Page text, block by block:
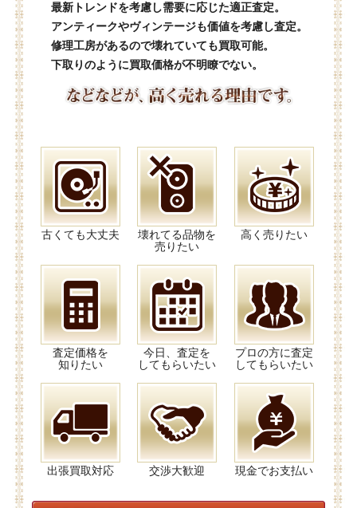
最新トレンドを考慮し需要に応じた適正査定。
アンティークやヴィンテージも価値を考慮し査定。
修理工房があるので壊れていても買取可能。
下取りのように買取価格が不明瞭でない。
古くても大丈夫
壊れてる品物を
売りたい
高く売りたい
査定価格を
知りたい
今日、査定を
してもらいたい
プロの方に査定
してもらいたい
出張買取対応 交渉大歓迎 現金でお支払い